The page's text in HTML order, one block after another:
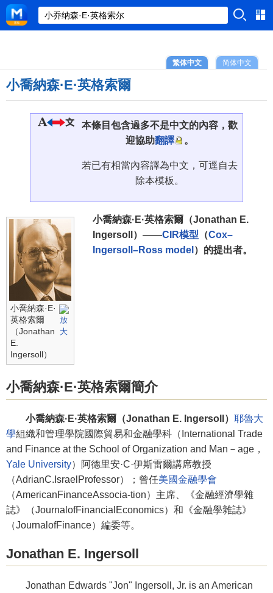
简体中文
繁体中文
小喬納森·E·英格索爾
本條目包含過多不是中文的內容，歡
迎協助翻譯 。
若已有相當內容譯為中文，可逕自去
除本模板。
小喬納森·E·
英格索爾
（Jonathan
E.
Ingersoll）
小喬納森·E·英格索爾（Jonathan E.
Ingersoll）——CIR模型 （Cox–
Ingersoll–Ross model ）的提出者。
小喬納森·E·英格索爾簡介
小喬納森·E·英格索爾（Jonathan E. Ingersoll） 耶魯大
學組織和管理學院國際貿易和金融學科（International Trade
and Finance at the School of Organization and Man－age，
Yale University）阿德里安·C·伊斯雷爾講席教授
（AdrianC.IsraelProfessor）；曾任美國金融學會
（AmericanFinanceAssocia-tion）主席、《金融經濟學雜
誌》（JournalofFinancialEconomics）和《金融學雜誌》
（JournalofFinance）編委等。
Jonathan E. Ingersoll
Jonathan Edwards "Jon" Ingersoll, Jr. is an American